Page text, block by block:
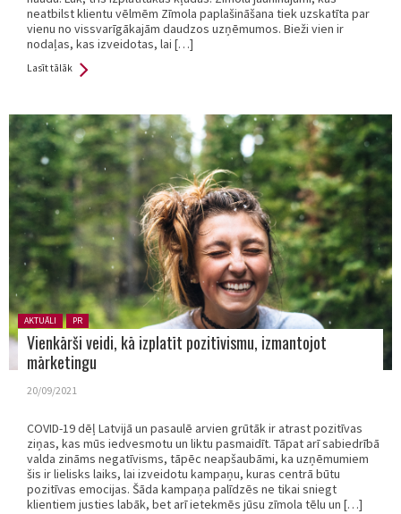
neatbilst klientu vēlmēm Zīmola paplašināšana tiek uzskatīta par
vienu no vissvarīgākajām daudzos uzņēmumos. Bieži vien ir
nodaļas, kas izveidotas, lai […]
Lasīt tālāk
Posted in:
AKTUĀLI PR
Vienkārši veidi, kā izplatīt pozitīvismu, izmantojot
mārketingu
20/09/2021
COVID-19 dēļ Latvijā un pasaulē arvien grūtāk ir atrast pozitīvas
ziņas, kas mūs iedvesmotu un liktu pasmaidīt. Tāpat arī sabiedrībā
valda zināms negatīvisms, tāpēc neapšaubāmi, ka uzņēmumiem
šis ir lielisks laiks, lai izveidotu kampaņu, kuras centrā būtu
pozitīvas emocijas. Šāda kampaņa palīdzēs ne tikai sniegt
klientiem justies labāk, bet arī ietekmēs jūsu zīmola tēlu un […]